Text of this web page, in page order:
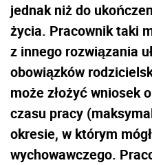
jednak niż do
życia. Pracownik taki
z innego rozwiązania
obowiązków
może złożyć wniosek
czasu pracy
okresie, w którym
wychowawczego.